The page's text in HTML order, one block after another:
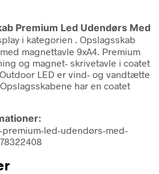
Premium Led Udendørs Med
i kategorien . Opslagsskab
magnettavle 9xA4. Premium
og magnet- skrivetavle i coatet
LED er vind- og vandtætte
har en coatet
led-udendørs-med-